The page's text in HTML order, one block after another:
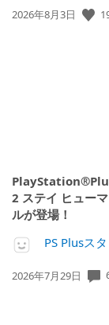
公
2026年8月3日
2 ステイ ヒュー
ルが登場！
PS Plusス
公
2026年7月29日